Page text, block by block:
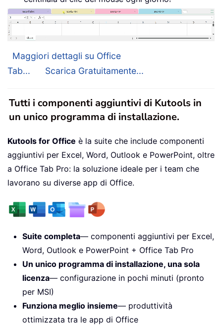
Maggiori dettagli su Office
Tab...
Scarica Gratuitamente...
Tutti i componenti aggiuntivi di Kutools in
un unico programma di installazione.
Kutools for Office è la suite che include componenti
aggiuntivi per Excel, Word, Outlook e PowerPoint, oltre
a Office Tab Pro: la soluzione ideale per i team che
lavorano su diverse app di Office.
Suite completa— componenti aggiuntivi per Excel,
Word, Outlook e PowerPoint + Office Tab Pro
Un unico programma di installazione, una sola
licenza— configurazione in pochi minuti (pronto
per MSI)
Funziona meglio insieme— produttività
ottimizzata tra le app di Office